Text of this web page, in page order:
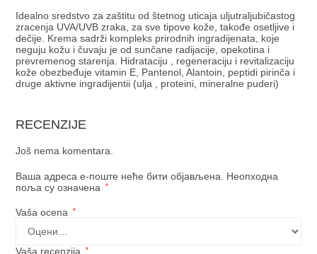
Idealno sredstvo za zaštitu od štetnog uticaja uljutraljubičastog
zracenja UVA/UVB zraka, za sve tipove kože, takođe osetljive i
dečije. Krema sadrži kompleks prirodnih ingradijenata, koje
neguju kožu i čuvaju je od sunčane radijacije, opekotina i
prevremenog starenja. Hidrataciju , regeneraciju i revitalizaciju
kože obezbeđuje vitamin E, Pantenol, Alantoin, peptidi pirinča i
druge aktivne ingradijentii (ulja , proteini, mineralne puderi)
RECENZIJE
Još nema komentara.
Ваша адреса е-поште неће бити објављена.
Неопходна
поља су означена
*
Vaša ocena *
Vaša recenzija *